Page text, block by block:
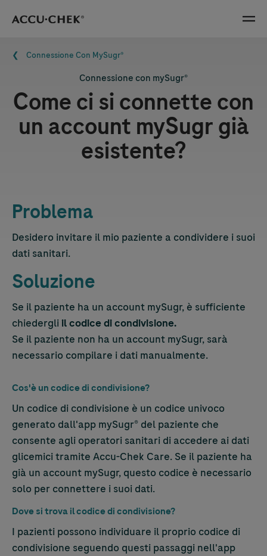
Skip navigation Menu
Briciole di pane
Connessione Con MySugr®
Connessione con mySugr®
Come ci si connette con
un account mySugr già
esistente?
Problema
Desidero invitare il mio paziente a condividere i suoi
dati sanitari.
Soluzione
Se il paziente ha un account mySugr, è sufficiente
chiedergliil codice di condivisione.
Se il paziente non ha un account mySugr, sarà
necessario compilare i dati manualmente.
Cos'è un codice di condivisione?
Un codice di condivisione è un codice univoco
generato dall'app mySugr® del paziente che
consente agli operatori sanitari di accedere ai dati
glicemici tramite Accu-Chek Care. Se il paziente ha
già un account mySugr, questo codice è necessario
solo per connettere i suoi dati.
Dove si trova il codice di condivisione?
I pazienti possono individuare il proprio codice di
condivisione seguendo questi passaggi nell'app